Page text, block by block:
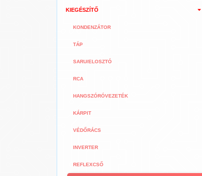
KIEGÉSZÍTŐ
KONDENZÁTOR
TÁP
SARU/ELOSZTÓ
RCA
HANGSZÓRÓVEZETÉK
KÁRPIT
VÉDŐRÁCS
INVERTER
REFLEXCSŐ